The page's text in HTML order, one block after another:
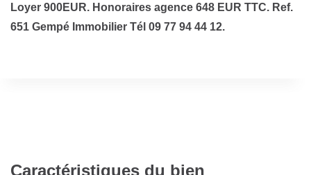
Loyer 900EUR. Honoraires agence 648 EUR TTC. Ref.
651 Gempé Immobilier Tél 09 77 94 44 12.
Caractéristiques du bien